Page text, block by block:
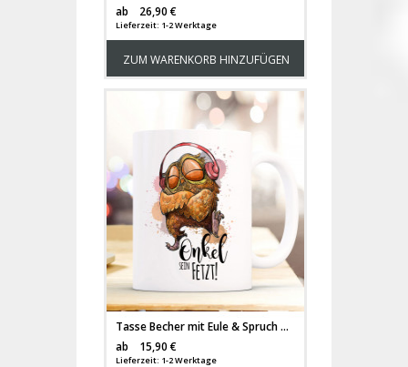
ab
26,90 €
Lieferzeit: 1-2 Werktage
ZUM WARENKORB HINZUFÜGEN
Tasse Becher mit Eule & Spruch Onkel sein fetzt Kaffeebecher Geschenk ts871
ab
15,90 €
Lieferzeit: 1-2 Werktage